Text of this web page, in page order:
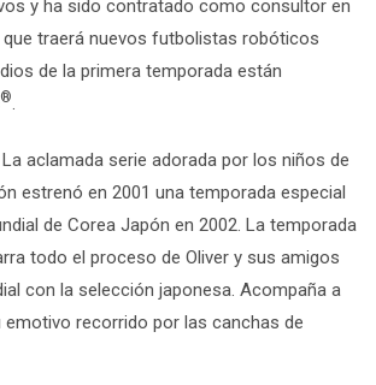
y ha sido contratado como consultor en
que traerá nuevos futbolistas robóticos
de la primera temporada están
®.
La aclamada serie adorada por los niños de
estrenó en 2001 una temporada especial
de Corea Japón en 2002. La temporada
todo el proceso de Oliver y sus amigos
con la selección japonesa. Acompaña a
emotivo recorrido por las canchas de